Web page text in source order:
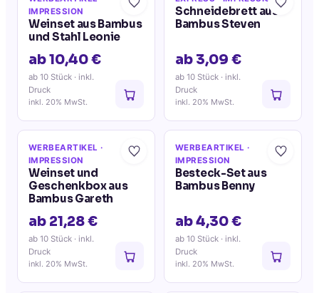
IMPRESSION
Weinset aus Bambus
und Stahl Leonie
ab 10,40 €
ab 10 Stück · inkl.
Druck
inkl. 20% MwSt.
Schneidebrett aus
Bambus Steven
ab 3,09 €
ab 10 Stück · inkl.
Druck
inkl. 20% MwSt.
WERBEARTIKEL ·
IMPRESSION
Weinset und
Geschenkbox aus
Bambus Gareth
ab 21,28 €
ab 10 Stück · inkl.
Druck
inkl. 20% MwSt.
WERBEARTIKEL ·
IMPRESSION
Besteck-Set aus
Bambus Benny
ab 4,30 €
ab 10 Stück · inkl.
Druck
inkl. 20% MwSt.